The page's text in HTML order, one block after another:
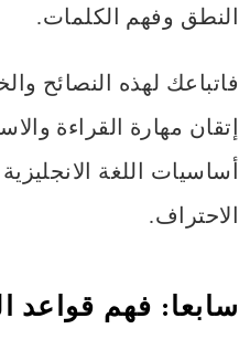
النطق وفهم الكلمات.
فاتباعك لهذه النصائح
إتقان مهارة القراءة
أساسيات اللغة
الاحتراف.
سابعا: فهم قواعد